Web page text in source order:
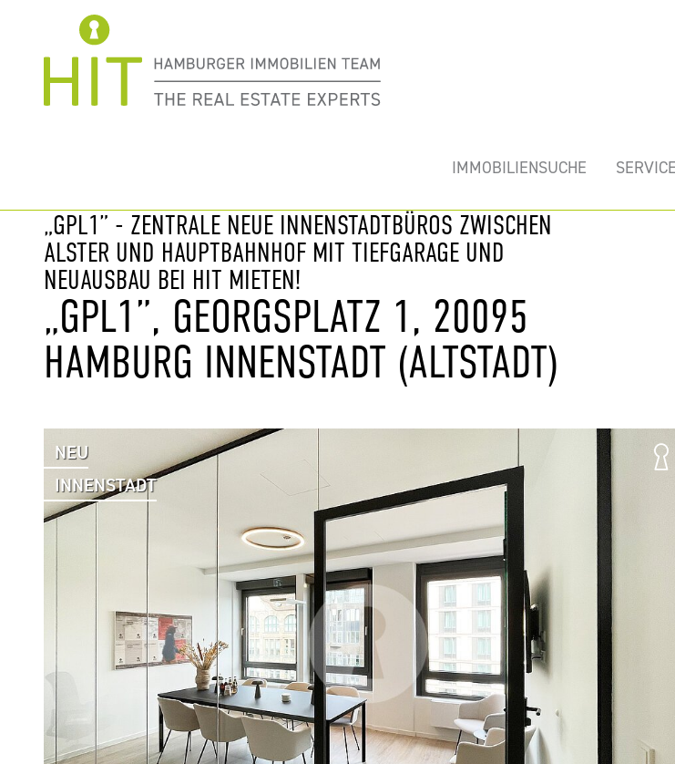
IMMOBILIENSUCHE
„GPL1” - ZENTRALE NEUE INNENSTADTBÜROS ZWISCHEN
ALSTER UND HAUPTBAHNHOF MIT TIEFGARAGE UND
NEUAUSBAU BEI HIT MIETEN!
„GPL1”, GEORGSPLATZ 1, 20095
HAMBURG INNENSTADT (ALTSTADT)
NEU
INNENSTADT